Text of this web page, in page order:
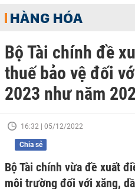
HÀNG HÓA
Bộ Tài chính đề
thuế bảo vệ đối
2023 như năm
16:32 | 05/12/2022
Chia sẻ
Bộ Tài chính vừa đề xuất
môi trường đối với xăng,